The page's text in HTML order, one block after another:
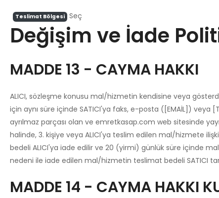
Teslimat Bölgesi Seç
Değişim ve İade
MADDE 13 - CAYMA HAKKI
ALICI, sözleşme konusu mal/hizmetin kendisine veya
için aynı süre içinde SATICI'ya faks, e-posta ([EMAİL])
ayrılmaz parçası olan ve emretkasap.com web sitesinde
halinde, 3. kişiye veya ALICI'ya teslim edilen mal/hizmete
bedeli ALICI'ya iade edilir ve 20 (yirmi) günlük süre içinde
nedeni ile iade edilen mal/hizmetin teslimat bedeli SATICI
MADDE 14 - CAYMA HAKKI